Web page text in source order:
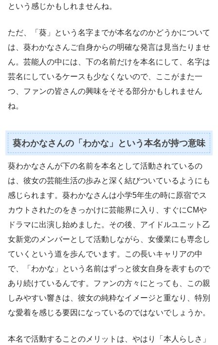
という感じかもしれませんね。
ただ、「葵」という名字までが本名なのかどうかについて
は、葵わかなさんご自身からの明確な発言は見当たりませ
ん。芸能人の中には、下の名前だけを本名にして、名字は
芸名にしているケースも少なくないので、ここがまた一
つ、ファンの皆さんの興味をそそる部分かもしれません
ね。
葵わかなさんの「わかな」という本名が持つ意味
葵わかなさんが下の名前を本名として活動されているの
は、彼女の芸能生活の歩みと深く結びついているようにも
感じられます。葵わかなさんは小学5年生の時に原宿でス
カウトされたのをきっかけに芸能界に入り、すぐにCMや
ドラマに出演し始めました。その後、アイドルユニット乙
女新党のメンバーとして活動しながら、女優業にも専念し
ていくという道を歩んでいます。この長いキャリアの中
で、「わかな」という名前はずっと彼女自身を表すもので
あり続けているんです。ファンの方々にとっても、この親
しみやすい響きは、彼女の純粋なイメージと重なり、特別
な愛着を感じる要因になっているのではないでしょうか。
本名で活動することのメリットは、やはり「本人らしさ」